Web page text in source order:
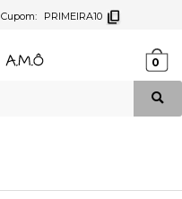
Cupom: PRIMEIRA10
0